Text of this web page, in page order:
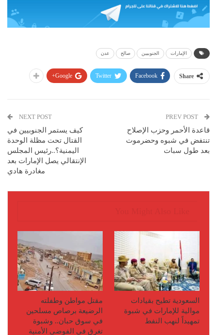
الإمارات الجنوبيين صالح عدن
Share
Facebook
Twitter
Google+
قاعدة الأحمر وحزب الإصلاح
تنتفض في شبوه وحضرموت
بعد طول سبات
NEXT POST
كيف يستمر الجنوبيين في
القتال تحت مظلة الوحدة
اليمنية؟..رئيس المجلس
الإنتقالي يصل الإمارات بعد
مغادرة هادي
السعودية تطيح بقيادات
موالية للإمارات في شبوة
تمهيداً لنهب النفط
مقتل مواطن وطفلته
الرضيعة برصاص مسلحين
في سوق حبان.. وشبوة
تغرق في الفوضى الأمنية